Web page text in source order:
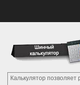
Калькулятор